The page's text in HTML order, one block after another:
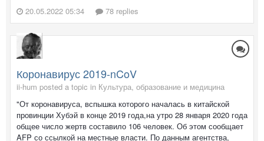
20.05.2022 05:34
78 replies
Коронавирус 2019-nCoV
ii-hum posted a topic in Культура, образование и медицина
"От коронавируса, вспышка которого началась в китайской
провинции Хубэй в конце 2019 года,на утро 28 января 2020 года
общее число жертв составило 106 человек. Об этом сообщает
AFP со ссылкой на местные власти. По данным агентства,